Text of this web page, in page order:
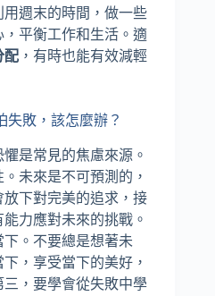
週末的時間，做一些
平衡工作和生活。適
配 ，有時也能有效減輕
失敗，該怎麼辦？
是常見的焦慮來源。
未來是不可預測的，
下對完美的追求，接
力應對未來的挑戰。
。不要總是想著未
，享受當下的美好，
，要學會從失敗中學